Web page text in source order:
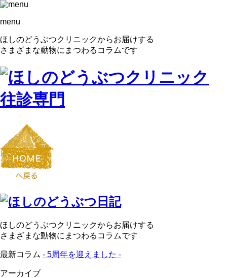
menu
ほしのどうぶつクリニックからお届けする
さまざまな動物にまつわるコラムです
ほしのどうぶつクリニックからお届けする
さまざまな動物にまつわるコラムです
最新コラム - 5周年を迎えました -
アーカイブ